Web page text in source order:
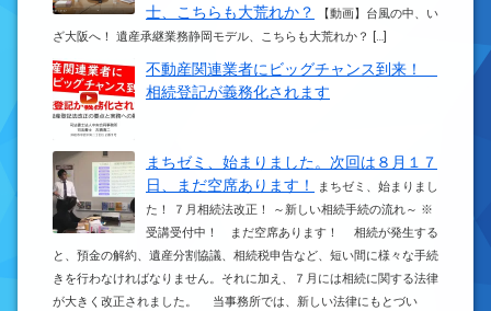
士、こちらも大荒れか？
【動画】台風の中、い
ざ大阪へ！ 遺産承継業務静岡モデル、こちらも大荒れか？ […]
不動産関連業者にビッグチャンス到来！
相続登記が義務化されます
まちゼミ、始まりました。次回は８月１７
日、まだ空席あります！
まちゼミ、始まりまし
た！ ７月相続法改正！ ～新しい相続手続の流れ～ ※
受講受付中！ まだ空席あります！ 相続が発生する
と、預金の解約、遺産分割協議、相続税申告など、短い間に様々な手続
きを行わなければなりません。それに加え、７月には相続に関する法律
が大きく改正されました。 当事務所では、新しい法律にもとづい